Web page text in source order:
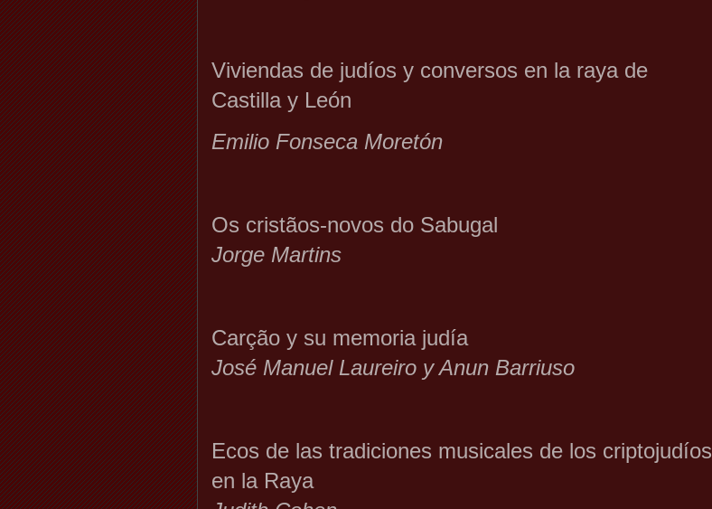
Viviendas de judíos y conversos en la raya de
Castilla y León
Emilio Fonseca Moretón
Os cristãos-novos do Sabugal
Jorge Martins
Carção y su memoria judía
José Manuel Laureiro y Anun Barriuso
Ecos de las tradiciones musicales de los criptojudíos
en la Raya